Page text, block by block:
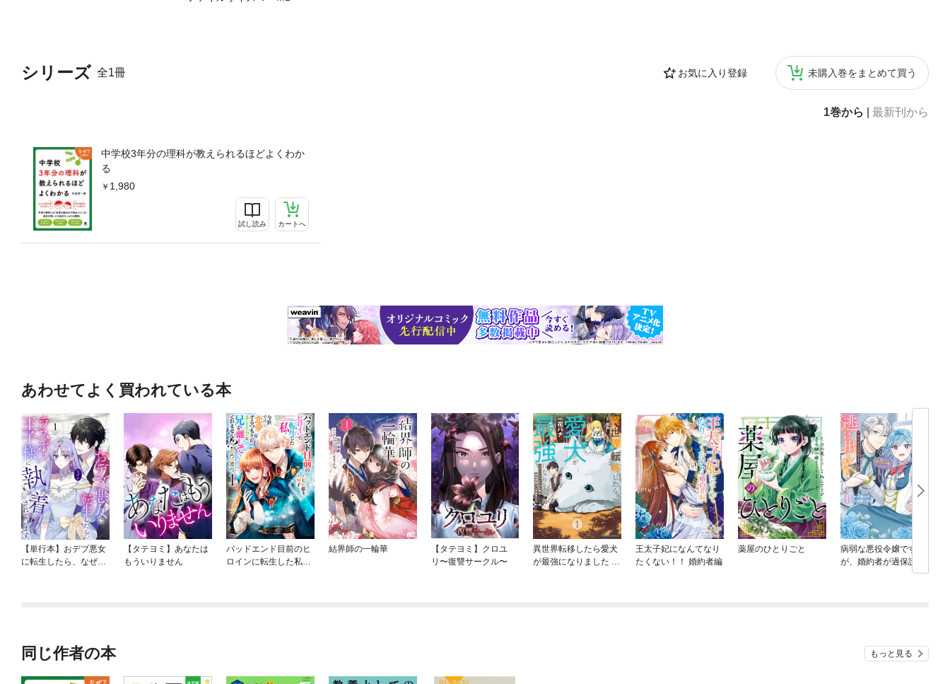
シリーズ 全1冊 お気に入り登録 未購入巻をまとめて買う
1巻から 最新刊から
中学校3年分の理科が教えられるほどよくわか
る
1,980
試し読み カートへ
あわせてよく買われている本
【単行本】おデブ悪女
に転生したら、なぜか
【タテヨミ】あなたは
もういりません
バッドエンド目前のヒ
ロインに転生した私、
結界師の一輪華
【タテヨミ】クロユ
リ〜復讐サークル〜
異世界転移したら愛犬
が最強になりました ～
王太子妃になんてなり
たくない！！ 婚約者編
薬屋のひとりごと
病弱な悪役令嬢です
が、婚約者が過保護す
ぎて逃げ出したい(私た
同じ作者の本 もっと見る